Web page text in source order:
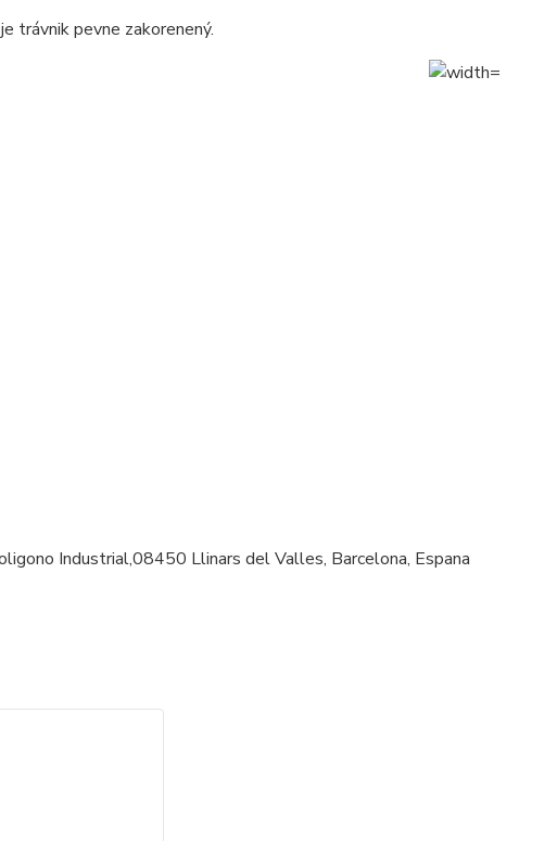
trávnik pevne zakorenený.
Industrial,08450 Llinars del Valles, Barcelona, Espana